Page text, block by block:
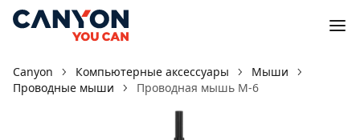
Canyon Компьютерные аксессуары
Мыши
Проводные мыши
Проводная мышь M-6